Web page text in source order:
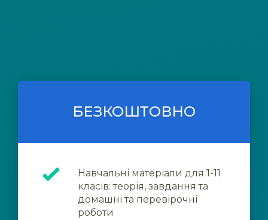
БЕЗКОШТОВНО
Навчальні матеріали для 1-11
класів: теорія, завдання та
домашні та перевірочні
роботи